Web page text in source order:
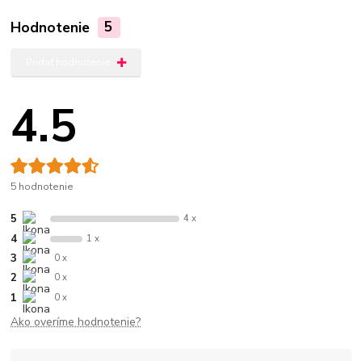
Hodnotenie 5
4.5
5 hodnotenie
5 4 x
4 1 x
3 0 x
2 0 x
1 0 x
Ako overíme hodnotenie?